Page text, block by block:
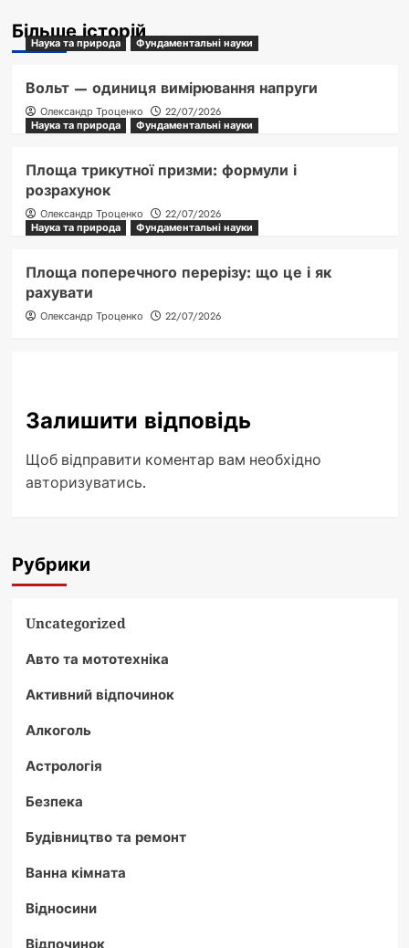
Більше історій
Наука та природа Фундаментальні науки
Вольт — одиниця вимірювання напруги
Олександр Троценко
22/07/2026
Наука та природа
Фундаментальні науки
Площа трикутної призми: формули і
розрахунок
Олександр Троценко
22/07/2026
Наука та природа
Фундаментальні науки
Площа поперечного перерізу: що це і як
рахувати
Олександр Троценко 22/07/2026
Залишити відповідь
Щоб відправити коментар вам необхідно
авторизуватись.
Рубрики
Uncategorized
Авто та мототехніка
Активний відпочинок
Алкоголь
Астрологія
Безпека
Будівництво та ремонт
Ванна кімната
Відносини
Відпочинок